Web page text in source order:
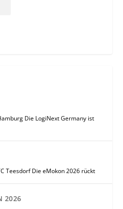
Die LogiNext Germany ist
Teesdorf Die eMokon 2026 rückt
2026